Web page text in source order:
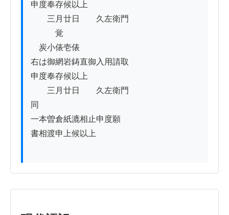
申度奉存候以上
三月廿日　　久左衛門
覚
炭小俵壱俵
右は御網岩鋳直御入用請取
申度奉存候以上
三月廿日　　久左衛門
同
一本曽倉紙漉相止申度願
書相渡申上候以上